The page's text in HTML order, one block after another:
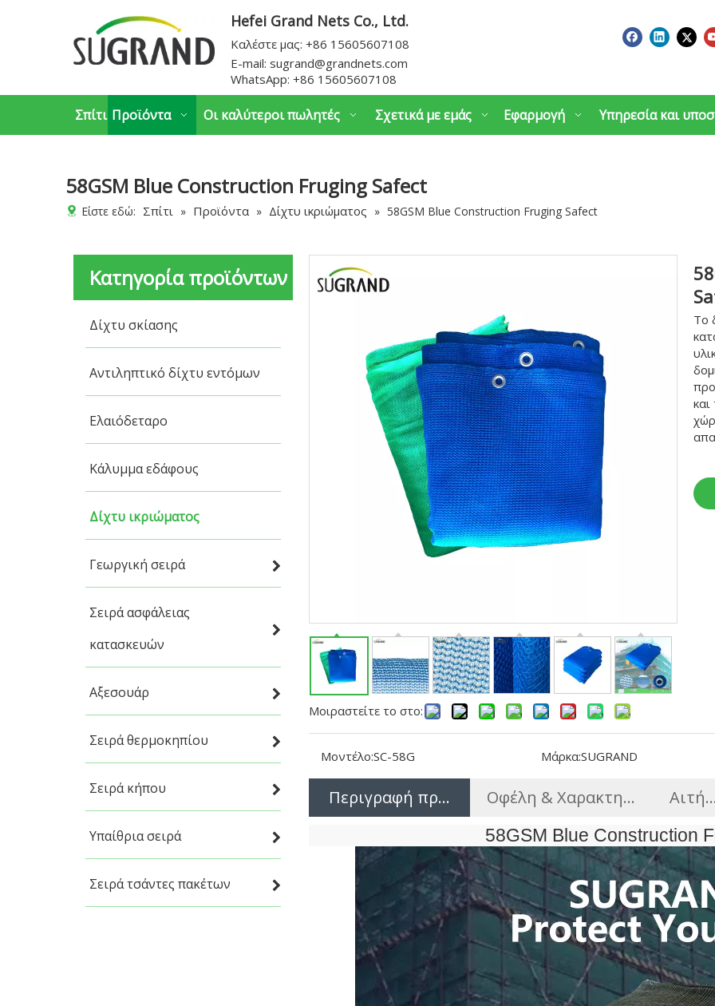
Hefei Grand Nets Co., Ltd.
Καλέστε μας: +86 15605607108
E-mail: sugrand@grandnets.com
WhatsApp: +86 15605607108
Σπίτι Προϊόντα Οι καλύτεροι πωλητές Σχετικά με εμάς Εφαρμογή Υπηρεσία και
58GSM Blue Construction Fruging Safect
Είστε εδώ: Σπίτι » Προϊόντα » Δίχτυ ικριώματος » 58GSM Blue Construction Fruging Safect
Κατηγορία προϊόντων
Δίχτυ σκίασης
Αντιληπτικό δίχτυ εντόμων
Ελαιόδεταρο
Κάλυμμα εδάφους
Δίχτυ ικριώματος
Γεωργική σειρά
Σειρά ασφάλειας
κατασκευών
Αξεσουάρ
Σειρά θερμοκηπίου
Σειρά κήπου
Υπαίθρια σειρά
Σειρά τσάντες πακέτων
Μοιραστείτε το στο:
Το
Μοντέλο:SC-58G Μάρκα:SUGRAND
Περιγραφή προϊόντοςΟφέλη & Χαρακτηριστικά
58GSM Blue Construction